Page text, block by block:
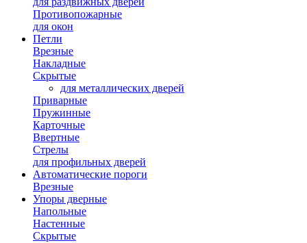
Противопожарные
для окон
Петли
Врезные
Накладные
Скрытые
для металлических дверей
Приварные
Пружинные
Карточные
Ввертные
Стрелы
для профильных дверей
Автоматические пороги
Врезные
Упоры дверные
Напольные
Настенные
Скрытые